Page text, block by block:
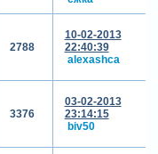
2788
10-02-2013
22:40:39
alexashca
3376
03-02-2013
23:14:15
biv50